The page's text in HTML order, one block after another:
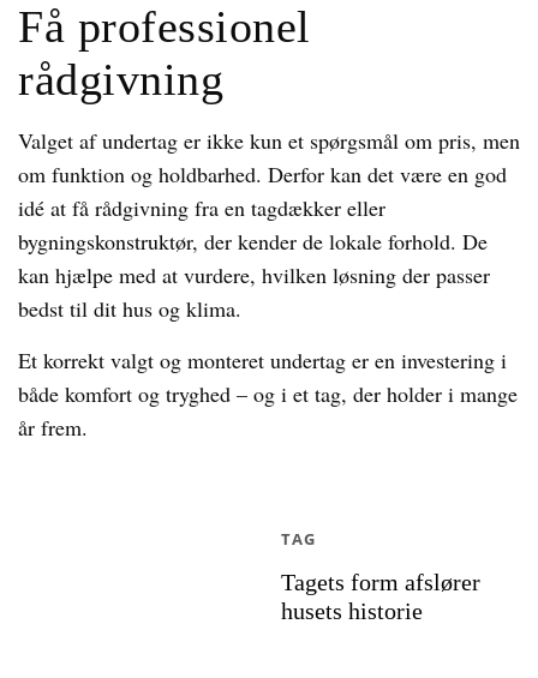
Få professionel
rådgivning
Valget af undertag er ikke kun et spørgsmål om pris, men
om funktion og holdbarhed. Derfor kan det være en god
idé at få rådgivning fra en tagdækker eller
bygningskonstruktør, der kender de lokale forhold. De
kan hjælpe med at vurdere, hvilken løsning der passer
bedst til dit hus og klima.
Et korrekt valgt og monteret undertag er en investering i
både komfort og tryghed – og i et tag, der holder i mange
år frem.
Tagets form afslører
husets historie
TAG